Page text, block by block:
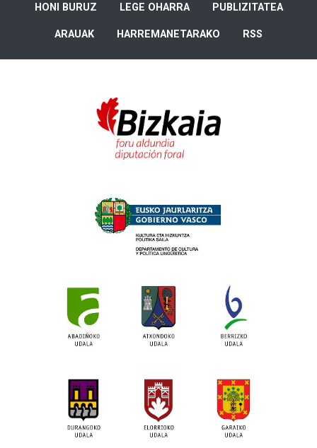
HONI BURUZ LEGE OHARRA PUBLIZITATEA
ARAUAK HARREMANETARAKO RSS